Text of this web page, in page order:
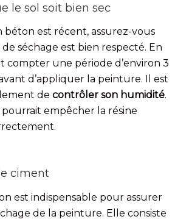
le sol soit bien sec
béton est récent, assurez-vous
séchage est bien respecté. En
compter une période d’environ 3
d’appliquer la peinture. Il est
de contrôler son humidité.
empêcher la résine
ciment
est indispensable pour assurer
de la peinture. Elle consiste